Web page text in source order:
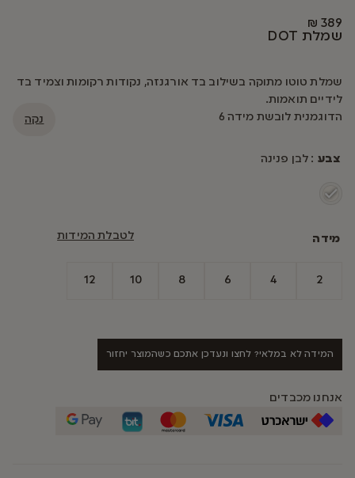
שמלת DOT
₪ 389
שמלת טוטו מתוקה בשילוב בד אורגנזה, נקודות רקומות וצמיד בד
לידיים תואמות.
הדוגמנית לובשת מידה 6
צבע : לבן פנינה
מידה
2
4
6
8
10
12
לטבלת המידות
נקה
המידה לא במלאי? לחצו ונעדכן אתכם כשהמוצר יחזור
אנחנו מכבדים